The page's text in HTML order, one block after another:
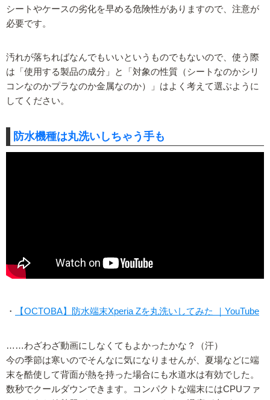
シートやケースの劣化を早める危険性がありますので、注意が
必要です。
汚れが落ちればなんでもいいというものでもないので、使う際
は「使用する製品の成分」と「対象の性質（シートなのかシリ
コンなのかプラなのか金属なのか）」はよく考えて選ぶように
してください。
防水機種は丸洗いしちゃう手も
・ 【OCTOBA】防水端末Xperia Zを丸洗いしてみた ｜YouTube
……わざわざ動画にしなくてもよかったかな？（汗）
今の季節は寒いのでそんなに気になりませんが、夏場などに端
末を酷使して背面が熱を持った場合にも水道水は有効でした。
数秒でクールダウンできます。コンパクトな端末にはCPUファ